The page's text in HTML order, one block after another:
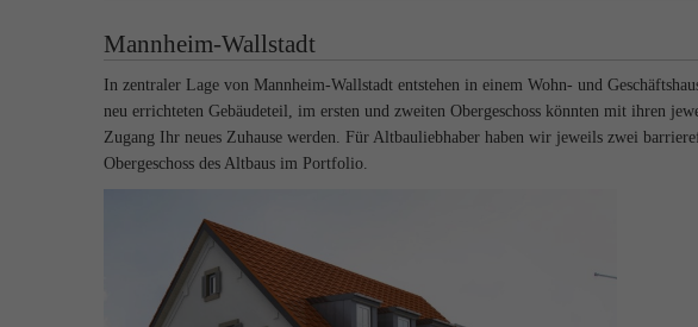
Mannheim-Wallstadt
In zentraler Lage von Mannheim-Wallstadt entstehen in einem Wohn- und
neu errichteten Gebäudeteil, im ersten und zweiten Obergeschoss könnten mit ihren
Zugang Ihr neues Zuhause werden. Für Altbauliebhaber haben wir jeweils zwei
Obergeschoss des Altbaus im Portfolio.